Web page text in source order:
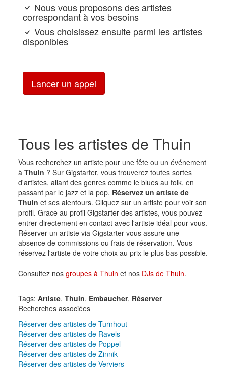
Nous vous proposons des artistes
correspondant à vos besoins
Vous choisissez ensuite parmi les artistes
disponibles
Lancer un appel
Tous les artistes de Thuin
Vous recherchez un artiste pour une fête ou un événement
à Thuin ? Sur Gigstarter, vous trouverez toutes sortes
d'artistes, allant des genres comme le blues au folk, en
passant par le jazz et la pop. Réservez un artiste de
Thuin et ses alentours. Cliquez sur un artiste pour voir son
profil. Grace au profil Gigstarter des artistes, vous pouvez
entrer directement en contact avec l'artiste idéal pour vous.
Réserver un artiste via Gigstarter vous assure une
absence de commissions ou frais de réservation. Vous
réservez l'artiste de votre choix au prix le plus bas possible.
Consultez nos groupes à Thuin et nos DJs de Thuin.
Tags: Artiste, Thuin, Embaucher, Réserver
Recherches associées
Réserver des artistes de Turnhout
Réserver des artistes de Ravels
Réserver des artistes de Poppel
Réserver des artistes de Zinnik
Réserver des artistes de Verviers